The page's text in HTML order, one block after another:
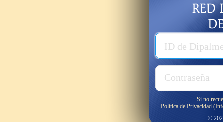
ID de
Contraseña
Usuario
Password
Si no
Política de Privacidad
©